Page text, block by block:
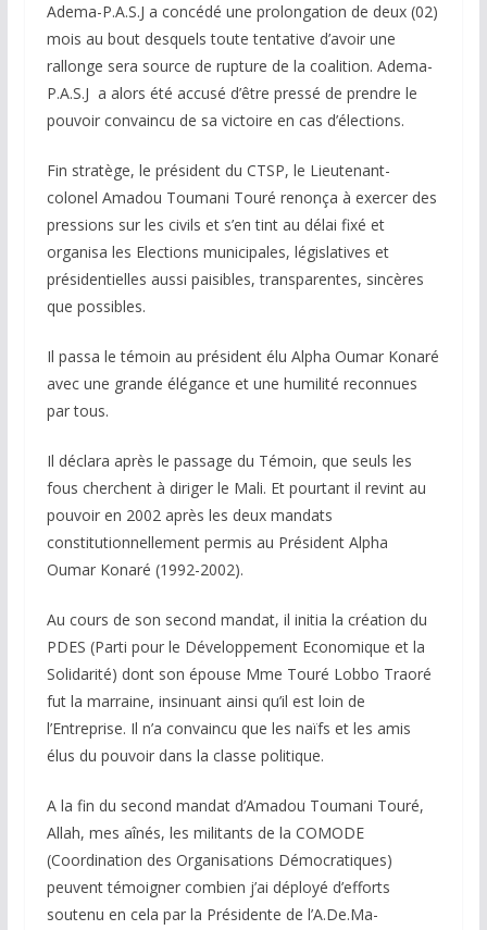
Adema-P.A.S.J a concédé une prolongation de deux (02)
mois au bout desquels toute tentative d’avoir une
rallonge sera source de rupture de la coalition. Adema-
P.A.S.J a alors été accusé d’être pressé de prendre le
pouvoir convaincu de sa victoire en cas d’élections.
Fin stratège, le président du CTSP, le Lieutenant-
colonel Amadou Toumani Touré renonça à exercer des
pressions sur les civils et s’en tint au délai fixé et
organisa les Elections municipales, législatives et
présidentielles aussi paisibles, transparentes, sincères
que possibles.
Il passa le témoin au président élu Alpha Oumar Konaré
avec une grande élégance et une humilité reconnues
par tous.
Il déclara après le passage du Témoin, que seuls les
fous cherchent à diriger le Mali. Et pourtant il revint au
pouvoir en 2002 après les deux mandats
constitutionnellement permis au Président Alpha
Oumar Konaré (1992-2002).
Au cours de son second mandat, il initia la création du
PDES (Parti pour le Développement Economique et la
Solidarité) dont son épouse Mme Touré Lobbo Traoré
fut la marraine, insinuant ainsi qu’il est loin de
l’Entreprise. Il n’a convaincu que les naïfs et les amis
élus du pouvoir dans la classe politique.
A la fin du second mandat d’Amadou Toumani Touré,
Allah, mes aînés, les militants de la COMODE
(Coordination des Organisations Démocratiques)
peuvent témoigner combien j’ai déployé d’efforts
soutenu en cela par la Présidente de l’A.De.Ma-